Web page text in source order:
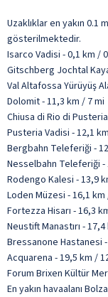
Uzaklıklar en yakın
gösterilmektedir.
Isarco Vadisi - 0,1 km /
Gitschberg Jochtal
Val Altafossa Yürüyüş
Dolomit - 11,3 km / 7 mi
Chiusa di Rio di
Pusteria Vadisi - 12,1
Bergbahn Teleferiği -
Nesselbahn Teleferiği -
Rodengo Kalesi - 13,9
Loden Müzesi - 16,1 km
Fortezza Hisarı - 16,3
Neustift Manastırı -
Bressanone Hastanesi
Acquarena - 19,5 km /
Forum Brixen Kültür
En yakın havaalanı